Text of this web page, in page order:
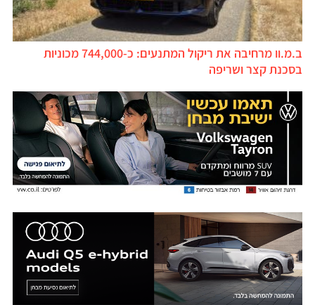
ב.מ.וו מרחיבה את ריקול המתנעים: כ-744,000 מכוניות
בסכנת קצר ושריפה